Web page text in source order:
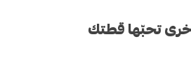
تحبّها قطتك